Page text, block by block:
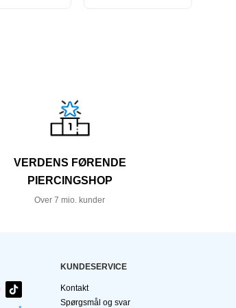
VERDENS FØRENDE
PIERCINGSHOP
Over 7 mio. kunder
KUNDESERVICE
Kontakt
Spørgsmål og svar